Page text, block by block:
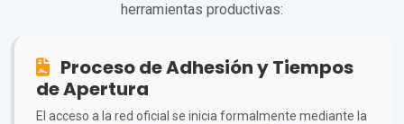
herramientas productivas:
Proceso de Adhesión y Tiempos
de Apertura
El acceso a la red oficial se inicia formalmente mediante la